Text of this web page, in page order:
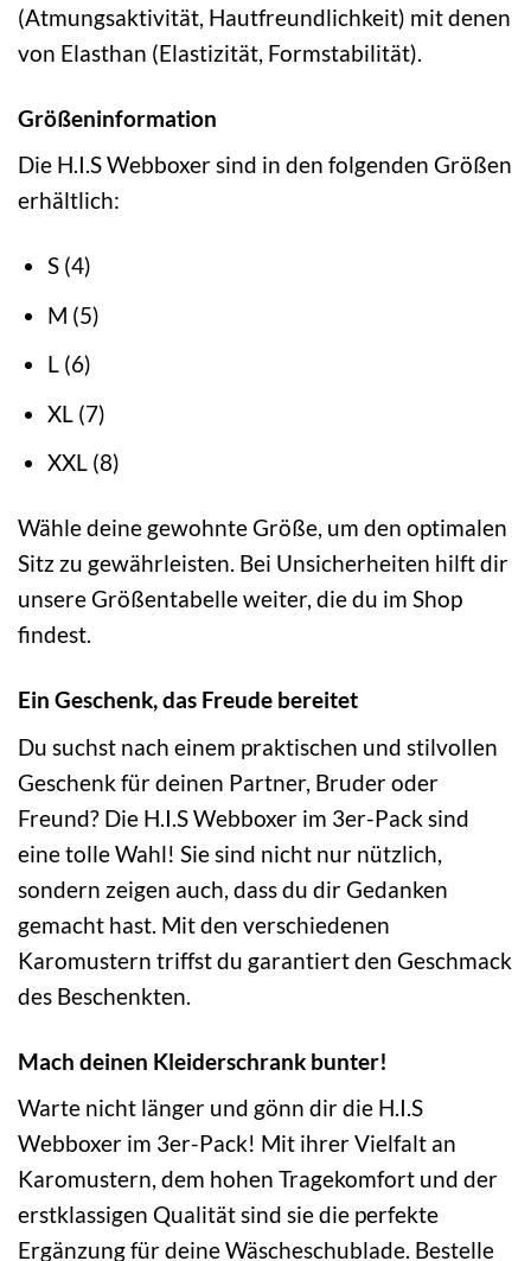
(Atmungsaktivität, Hautfreundlichkeit) mit denen
von Elasthan (Elastizität, Formstabilität).
Größeninformation
Die H.I.S Webboxer sind in den folgenden Größen
erhältlich:
S (4)
M (5)
L (6)
XL (7)
XXL (8)
Wähle deine gewohnte Größe, um den optimalen
Sitz zu gewährleisten. Bei Unsicherheiten hilft dir
unsere Größentabelle weiter, die du im Shop
findest.
Ein Geschenk, das Freude bereitet
Du suchst nach einem praktischen und stilvollen
Geschenk für deinen Partner, Bruder oder
Freund? Die H.I.S Webboxer im 3er-Pack sind
eine tolle Wahl! Sie sind nicht nur nützlich,
sondern zeigen auch, dass du dir Gedanken
gemacht hast. Mit den verschiedenen
Karomustern triffst du garantiert den Geschmack
des Beschenkten.
Mach deinen Kleiderschrank bunter!
Warte nicht länger und gönn dir die H.I.S
Webboxer im 3er-Pack! Mit ihrer Vielfalt an
Karomustern, dem hohen Tragekomfort und der
erstklassigen Qualität sind sie die perfekte
Ergänzung für deine Wäscheschublade. Bestelle